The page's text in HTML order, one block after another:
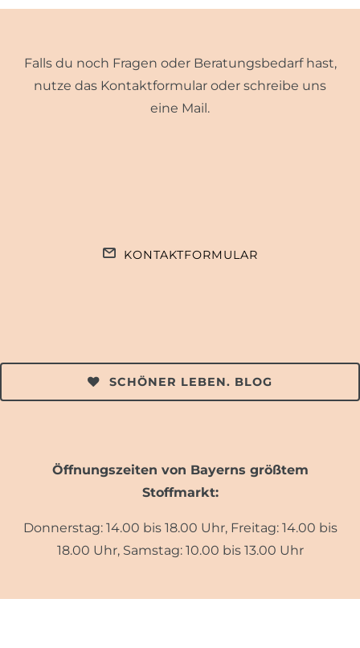
Falls du noch Fragen oder Beratungsbedarf hast,
nutze das Kontaktformular oder schreibe uns
eine Mail.
KONTAKTFORMULAR
SCHÖNER LEBEN. BLOG
Öffnungszeiten von Bayerns größtem
Stoffmarkt:
Donnerstag: 14.00 bis 18.00 Uhr, Freitag: 14.00 bis
18.00 Uhr, Samstag: 10.00 bis 13.00 Uhr